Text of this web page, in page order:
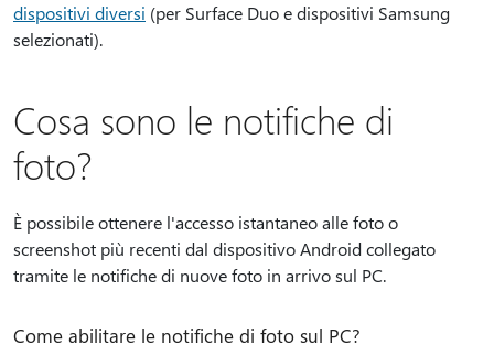
dispositivi diversi (per Surface Duo e dispositivi Samsung
selezionati).
Cosa sono le notifiche di
foto?
È possibile ottenere l'accesso istantaneo alle foto o
screenshot più recenti dal dispositivo Android collegato
tramite le notifiche di nuove foto in arrivo sul PC.
Come abilitare le notifiche di foto sul PC?